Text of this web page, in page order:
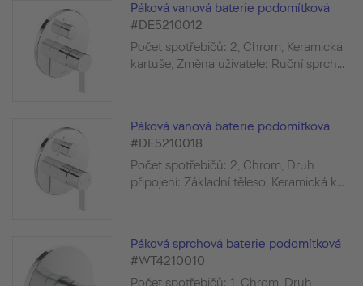
Páková vanová baterie podomítková
#DE5210012
Počet spotřebičů: 2, Chrom, Keramická
kartuše, Změna uživatele: Ruční sprch...
Páková vanová baterie podomítková
#DE5210018
Počet spotřebičů: 2, Chrom, Druh
připojení: Základní těleso, Keramická k...
Páková sprchová baterie podomítková
#WT4210010
Počet spotřebičů: 1, Chrom, Druh